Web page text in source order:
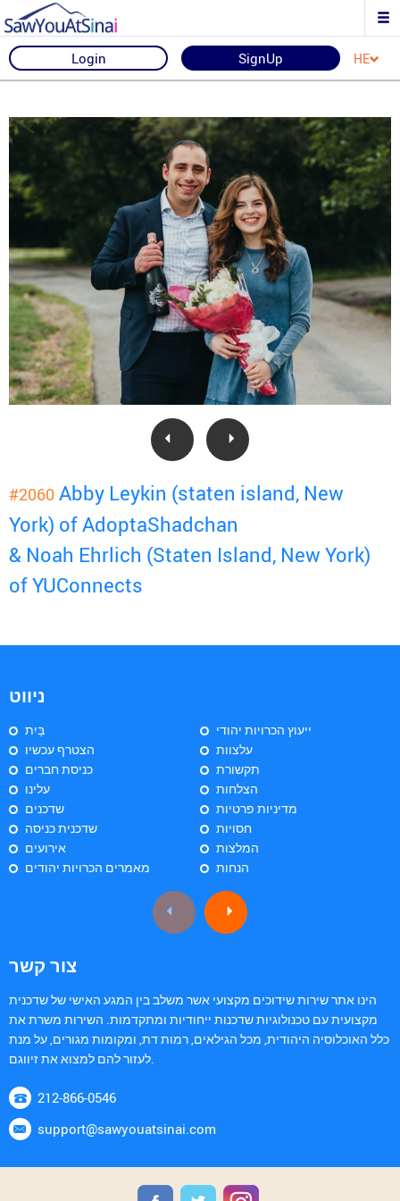
Login SignUp HE
#2060 Abby Leykin (staten island, New
York) of AdoptaShadchan
& Noah Ehrlich (Staten Island, New York)
of YUConnects
ניווט
בַּיִת
הצטרף עכשיו
כניסת חברים
עלינו
שדכנים
שדכנית כניסה
אירועים
מאמרים הכרויות יהודים
ייעוץ הכרויות יהודי
עלצוות
תקשורת
הצלחות
מדיניות פרטיות
חסויות
המלצות
הנחות
צור קשר
הינו אתר שירות שידוכים מקצועי אשר משלב בין המגע האישי של שדכנית
מקצועית עם טכנולוגיות שדכנות ייחודיות ומתקדמות. השירות משרת את
כלל האוכלוסיה היהודית, מכל הגילאים, רמות דת, ומקומות מגורים, על מנת
212-866-0546
support@sawyouatsinai.com